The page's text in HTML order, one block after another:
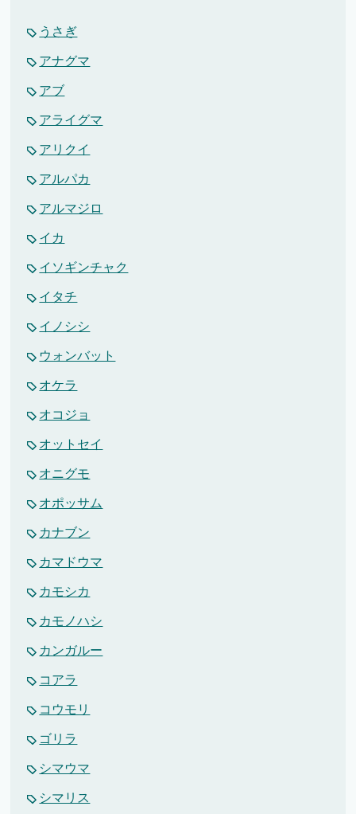
うさぎ
アナグマ
アブ
アライグマ
アリクイ
アルパカ
アルマジロ
イカ
イソギンチャク
イタチ
イノシシ
ウォンバット
オケラ
オコジョ
オットセイ
オニグモ
オポッサム
カナブン
カマドウマ
カモシカ
カモノハシ
カンガルー
コアラ
コウモリ
ゴリラ
シマウマ
シマリス